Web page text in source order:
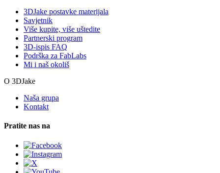
3DJake postavke materijala
Savjetnik
Više kupite, više uštedite
Partnerski program
3D-ispis FAQ
Podrška za FabLabs
Mi i naš okoliš
O 3DJake
Naša grupa
Kontakt
Pratite nas na